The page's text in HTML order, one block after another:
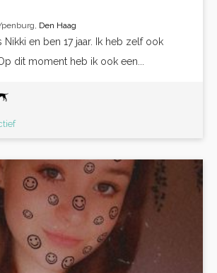
Den Haag
Nikki en ben 17 jaar. Ik heb zelf ook
dit moment heb ik ook een...